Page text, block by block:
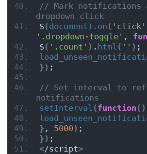
// Mark notifications
dropdown click
$(document).on ( 'click'
'.dropdown-toggle' ,
$( '.count' ) . html ( '' ) ;
}) ;
// Set interval to
notifications
setInterval (function ()
} , 5000 ) ;
}) ;
</script>